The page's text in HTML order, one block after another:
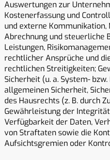
Auswertungen zur
Kostenerfassung und
und externe
Abrechnung und steuerliche
Leistungen,
rechtlicher Ansprüche und
rechtlichen Streitigkeiten;
Sicherheit (u. a. System-
allgemeinen Sicherheit,
des Hausrechts (z. B. durch
Gewährleistung der
Verfügbarkeit der Daten,
von Straftaten sowie die
Aufsichtsgremien oder